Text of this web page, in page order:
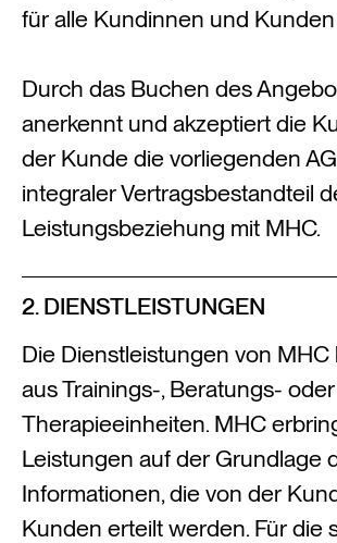
für alle Kundinnen und
Durch das Buchen des
anerkennt und akzeptiert die
der Kunde die vorliegenden
integraler Vertragsbestandteil
Leistungsbeziehung mit MHC.
2. DIENSTLEISTUNGEN
Die Dienstleistungen von
aus Trainings-, Beratungs- oder
Therapieeinheiten. MHC
Leistungen auf der Grundlage
Informationen, die von der
Kunden erteilt werden. Für die